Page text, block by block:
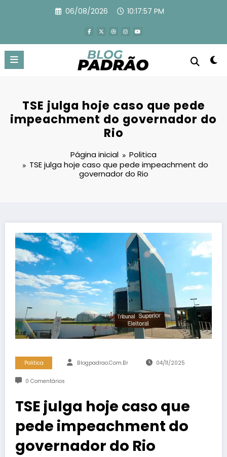
06/08/2026 10:17:59 PM
TSE julga hoje caso que pede
impeachment do governador do
Rio
Página inicial
Politica
TSE julga hoje caso que pede impeachment do
governador do Rio
Politica Blogpadrao.com.br 04/11/2025
0 Comentários
TSE julga hoje caso que
pede impeachment do
governador do Rio